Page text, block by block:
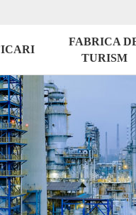
FABRICA
TURISM